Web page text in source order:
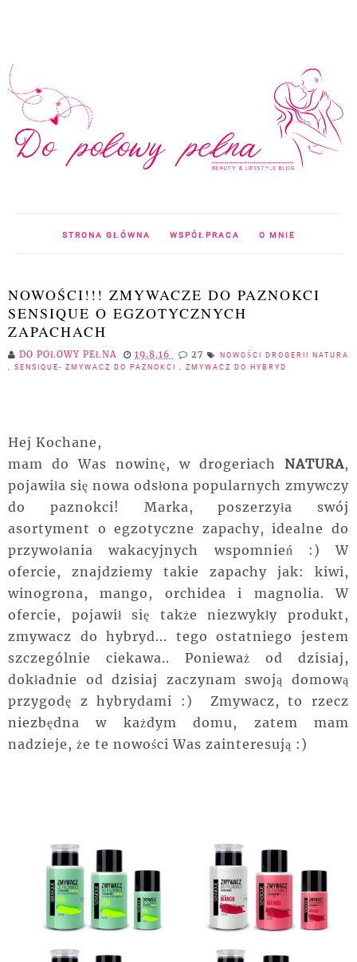
STRONA GŁÓWNA WSPÓŁPRACA O MNIE
NOWOŚCI!!! ZMYWACZE DO PAZNOKCI
SENSIQUE O EGZOTYCZNYCH
ZAPACHACH
DO POŁOWY PEŁNA 19.8.16 27
NOWOŚCI DROGERII NATURA
SENSIQUE- ZMYWACZ DO PAZNOKCI ZMYWACZ DO HYBRYD
Hej Kochane,
mam do Was nowinę, w drogeriach NATURA,
pojawiła się nowa odsłona popularnych zmywczy
do paznokci! Marka, poszerzyła swój
asortyment o egzotyczne zapachy, idealne do
przywołania wakacyjnych wspomnień :) W
ofercie, znajdziemy takie zapachy jak: kiwi,
winogrona, mango, orchidea i magnolia. W
ofercie, pojawił się także niezwykły produkt,
zmywacz do hybryd... tego ostatniego jestem
szczególnie ciekawa.. Ponieważ od dzisiaj,
dokładnie od dzisiaj zaczynam swoją domową
przygodę z hybrydami :) Zmywacz, to rzecz
niezbędna w każdym domu, zatem mam
nadzieje, że te nowości Was zainteresują :)